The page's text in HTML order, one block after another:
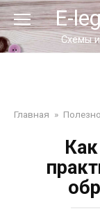
Перейти
к
контенту
E-
Схемы
Главная »